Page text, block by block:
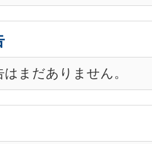
まだありません。